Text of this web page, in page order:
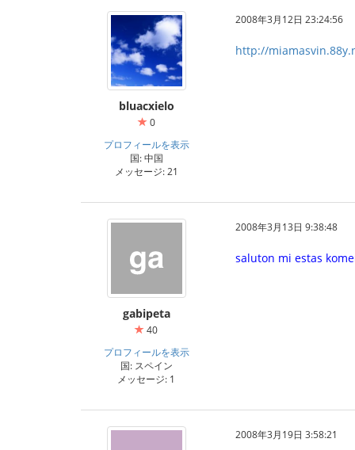
bluacxielo
0
プロフィールを表示
国: 中国
メッセージ: 21
2008年3月12日 23:24:56
http://
gabipeta
40
プロフィールを表示
国: スペイン
メッセージ: 1
2008年3月13日 9:38:48
saluton mi estas
2008年3月19日 3:58:21